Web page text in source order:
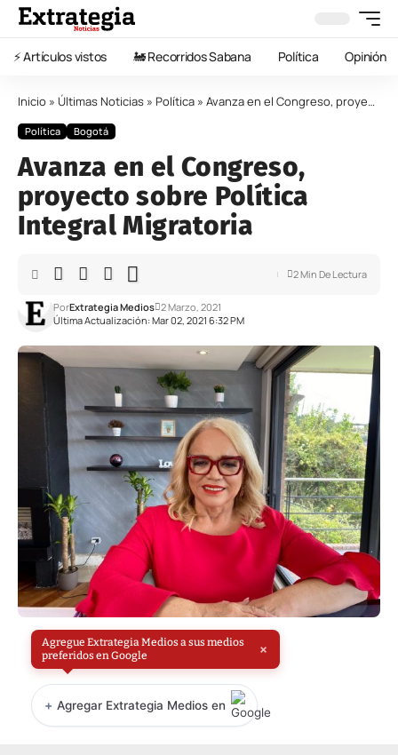
⚡️ Artículos vistos 🚂 Recorridos Sabana Política Opinión
Inicio » Últimas Noticias » Política » Avanza en el Congreso, proyecto sobre Política Integral Migratoria
Política Bogotá
Avanza en el Congreso,
proyecto sobre Política
Integral Migratoria
Última Actualización: Mar 02, 2021 6:32 PM
PorExtrategia Medios 2 Marzo, 2021
2 Min De Lectura
Agregue Extrategia Medios a sus medios
preferidos en Google
×
+ Agregar Extrategia Medios en